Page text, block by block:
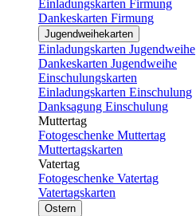
Einladungskarten Firmung
Dankeskarten Firmung
Jugendweihekarten
Einladungskarten Jugendweihe
Dankeskarten Jugendweihe
Einschulungskarten
Einladungskarten Einschulung
Danksagung Einschulung
Muttertag
Fotogeschenke Muttertag
Muttertagskarten
Vatertag
Fotogeschenke Vatertag
Vatertagskarten
Ostern